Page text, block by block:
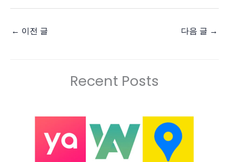
← 이전 글 다음 글 →
Recent Posts